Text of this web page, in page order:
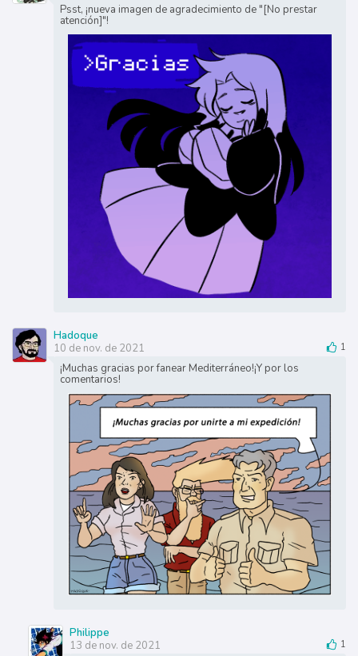
Psst, ¡nueva imagen de agradecimiento de "[No prestar
atención]"!
Hadoque
10 de nov. de 2021
1
¡Muchas gracias por fanear Mediterráneo!¡Y por los
comentarios!
Philippe
13 de nov. de 2021
1